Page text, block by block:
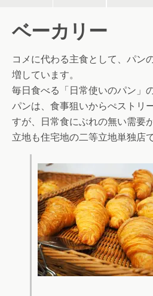
ベーカリー
コメに代わる主食として、パン
増しています。
毎日食べる「日常使いのパン」
パンは、食事狙いからぺストリ
すが、日常食にぶれの無い需要
立地も住宅地の二等立地単独店